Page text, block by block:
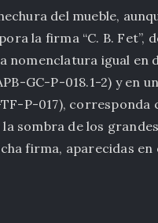
del mueble,
la firma “C. B. Fet”,
nomenclatura igual en
GC-P-018.1-2) y en
P-017), corresponda
sombra de los
firma, aparecidas